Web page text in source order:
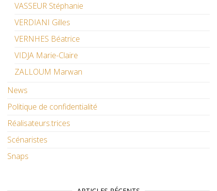
VASSEUR Stéphanie
VERDIANI Gilles
VERNHES Béatrice
VIDJA Marie-Claire
ZALLOUM Marwan
News
Politique de confidentialité
Réalisateurs.trices
Scénaristes
Snaps